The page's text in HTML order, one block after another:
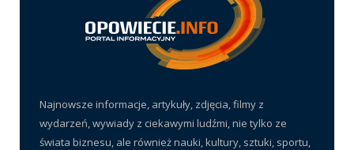
Najnowsze informacje, artykuły, zdjęcia, filmy z
wydarzeń, wywiady z ciekawymi ludźmi, nie tylko ze
świata biznesu, ale również nauki, kultury, sztuki, sportu,